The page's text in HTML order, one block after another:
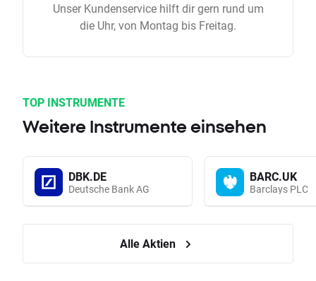
Unser Kundenservice hilft dir gern rund um
die Uhr, von Montag bis Freitag.
TOP INSTRUMENTE
Weitere Instrumente einsehen
DBK.DE
Deutsche Bank AG
BARC.UK
Barclays PLC
Alle Aktien